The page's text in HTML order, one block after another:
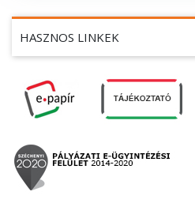
HASZNOS LINKEK